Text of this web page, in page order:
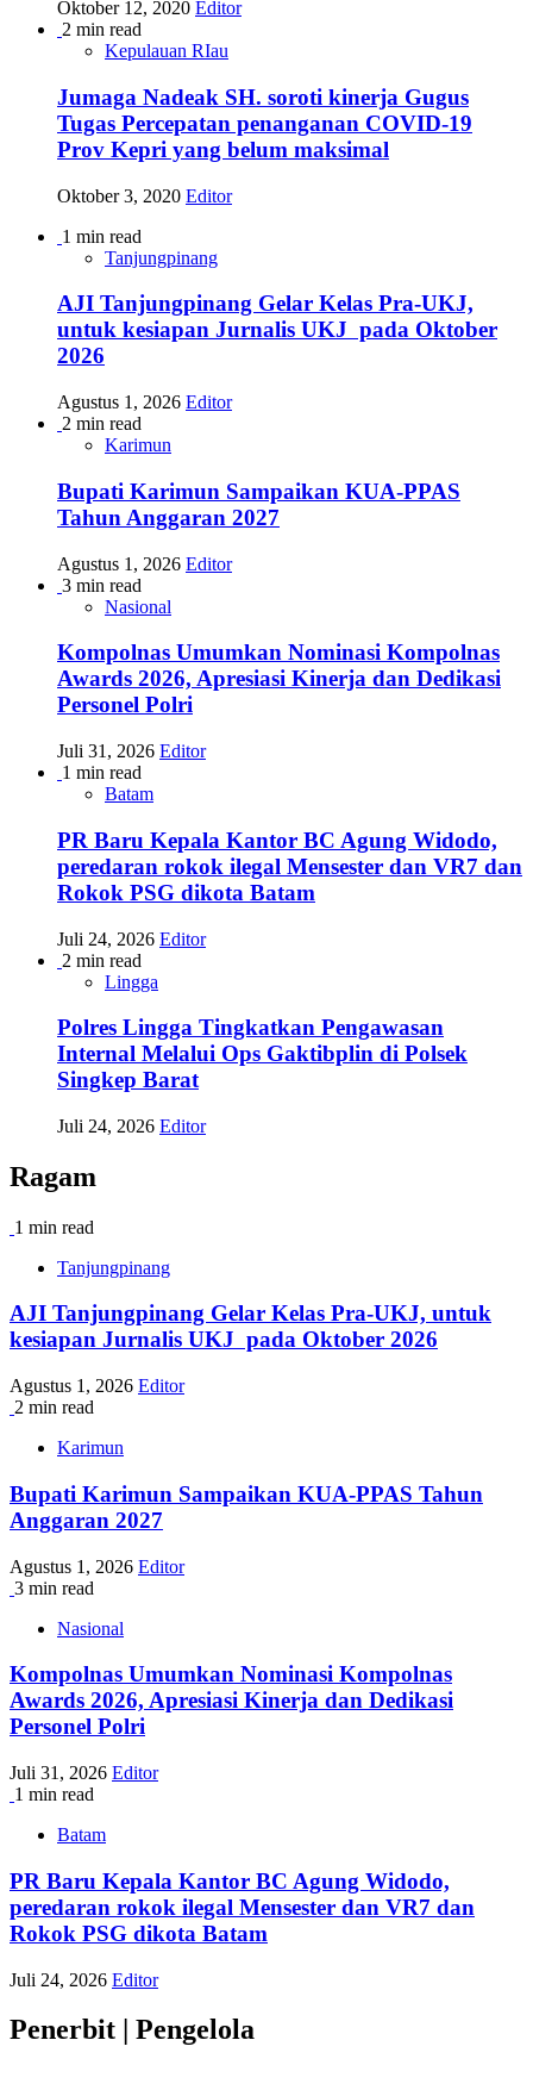
Oktober 12, 2020 Editor
2 min read
Kepulauan RIau
Jumaga Nadeak SH. soroti kinerja Gugus
Tugas Percepatan penanganan COVID-19
Prov Kepri yang belum maksimal
Oktober 3, 2020 Editor
1 min read
Tanjungpinang
AJI Tanjungpinang Gelar Kelas Pra-UKJ,
untuk kesiapan Jurnalis UKJ pada Oktober
2026
Agustus 1, 2026 Editor
2 min read
Karimun
Bupati Karimun Sampaikan KUA-PPAS
Tahun Anggaran 2027
Agustus 1, 2026 Editor
3 min read
Nasional
Kompolnas Umumkan Nominasi Kompolnas
Awards 2026, Apresiasi Kinerja dan Dedikasi
Personel Polri
Juli 31, 2026 Editor
1 min read
Batam
PR Baru Kepala Kantor BC Agung Widodo,
peredaran rokok ilegal Mensester dan VR7 dan
Rokok PSG dikota Batam
Juli 24, 2026 Editor
2 min read
Lingga
Polres Lingga Tingkatkan Pengawasan
Internal Melalui Ops Gaktibplin di Polsek
Singkep Barat
Juli 24, 2026 Editor
Ragam
1 min read
Tanjungpinang
AJI Tanjungpinang Gelar Kelas Pra-UKJ, untuk
kesiapan Jurnalis UKJ pada Oktober 2026
Agustus 1, 2026 Editor
2 min read
Karimun
Bupati Karimun Sampaikan KUA-PPAS Tahun
Anggaran 2027
Agustus 1, 2026 Editor
3 min read
Nasional
Kompolnas Umumkan Nominasi Kompolnas
Awards 2026, Apresiasi Kinerja dan Dedikasi
Personel Polri
Juli 31, 2026 Editor
1 min read
Batam
PR Baru Kepala Kantor BC Agung Widodo,
peredaran rokok ilegal Mensester dan VR7 dan
Rokok PSG dikota Batam
Juli 24, 2026 Editor
Penerbit | Pengelola